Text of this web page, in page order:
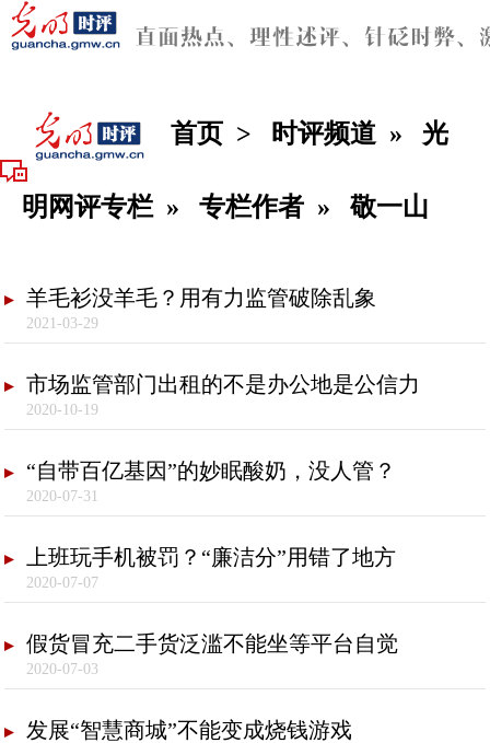
首页 > 时评频道 » 光
明网评专栏 » 专栏作者 » 敬一山
羊毛衫没羊毛？用有力监管破除乱象
2021-03-29
市场监管部门出租的不是办公地是公信力
2020-10-19
“自带百亿基因”的妙眠酸奶，没人管？
2020-07-31
上班玩手机被罚？“廉洁分”用错了地方
2020-07-07
假货冒充二手货泛滥不能坐等平台自觉
2020-07-03
发展“智慧商城”不能变成烧钱游戏